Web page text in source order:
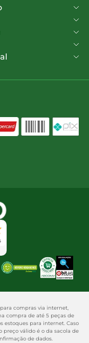
compras via internet,
compra de até 5 peças de
estoques para internet. Caso
preço válido é o da sacola de
de dados.